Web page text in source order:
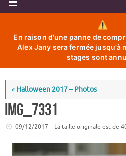
En raison d'une panne de
Alex Jany sera fermée jusqu'à
stages sont
«Halloween 2017 – Photos
IMG_7331
09/12/2017 La taille originale est de